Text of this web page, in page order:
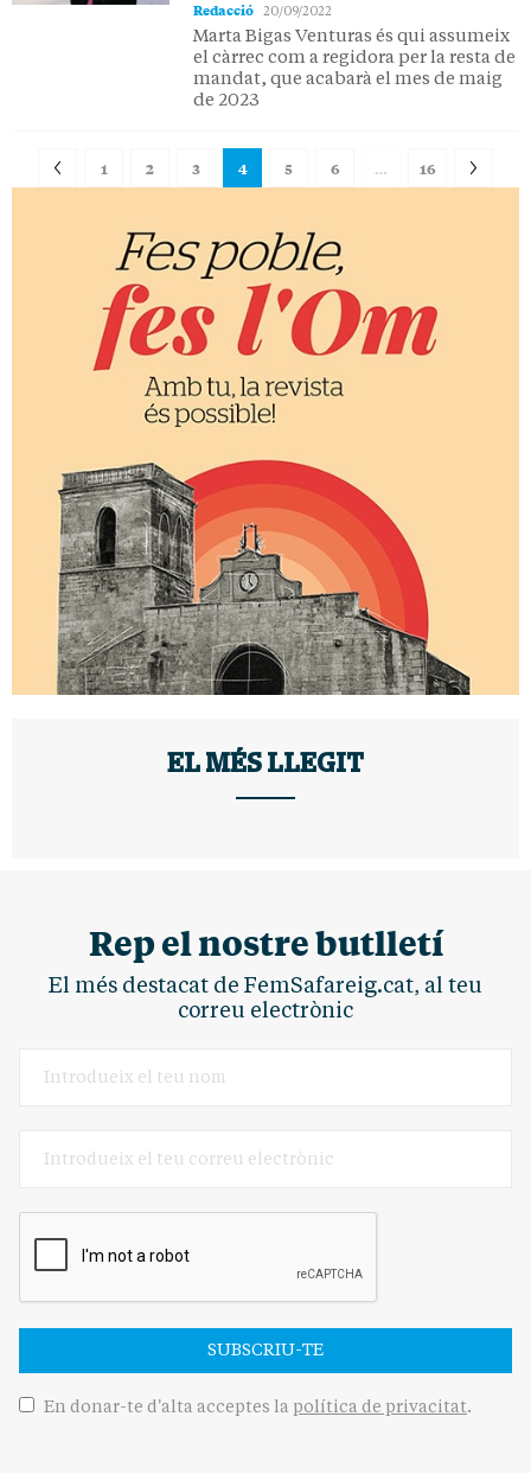
Redacció 20/09/2022
Marta Bigas Venturas és qui assumeix
el càrrec com a regidora per la resta de
mandat, que acabarà el mes de maig
de 2023
1 2 3 4 5 6 … 16
EL MÉS LLEGIT
Rep el nostre butlletí
El més destacat de FemSafareig.cat, al teu
correu electrònic
SUBSCRIU-TE
En donar-te d'alta acceptes la política de privacitat.